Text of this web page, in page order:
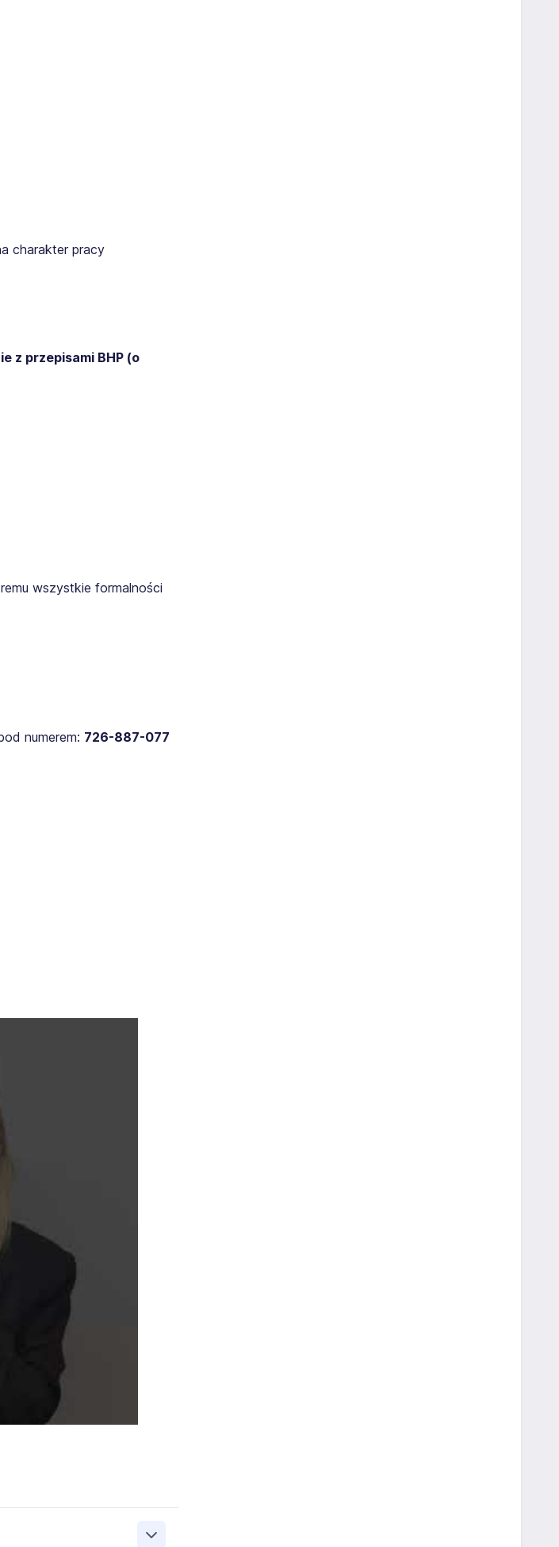
charakter pracy
z przepisami BHP (o
wszystkie formalności
numerem: 726-887-077